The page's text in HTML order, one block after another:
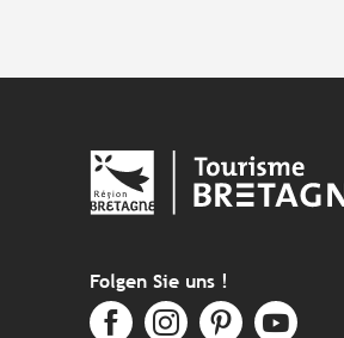
Folgen Sie uns !